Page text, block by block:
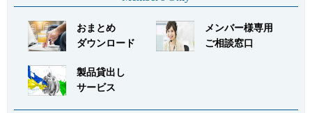
おまとめ
ダウンロード
メンバー様専用
ご相談窓口
製品貸出し
サービス